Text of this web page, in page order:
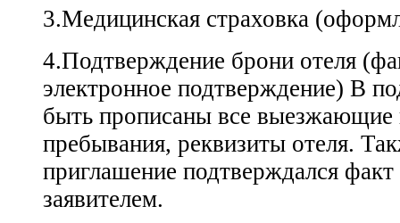
3.Медицинская страховка
4.Подтверждение брони отеля
электронное подтверждение) В
быть прописаны все выезжающие
пребывания, реквизиты отеля.
приглашение подтверждался факт
заявителем.